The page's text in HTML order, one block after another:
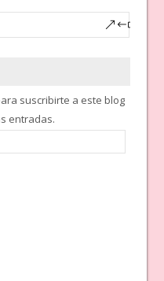
suscribirte a este blog
entradas.